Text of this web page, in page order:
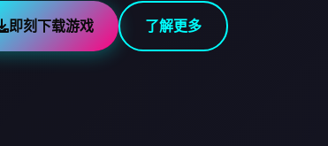
即刻下载游戏 了解更多